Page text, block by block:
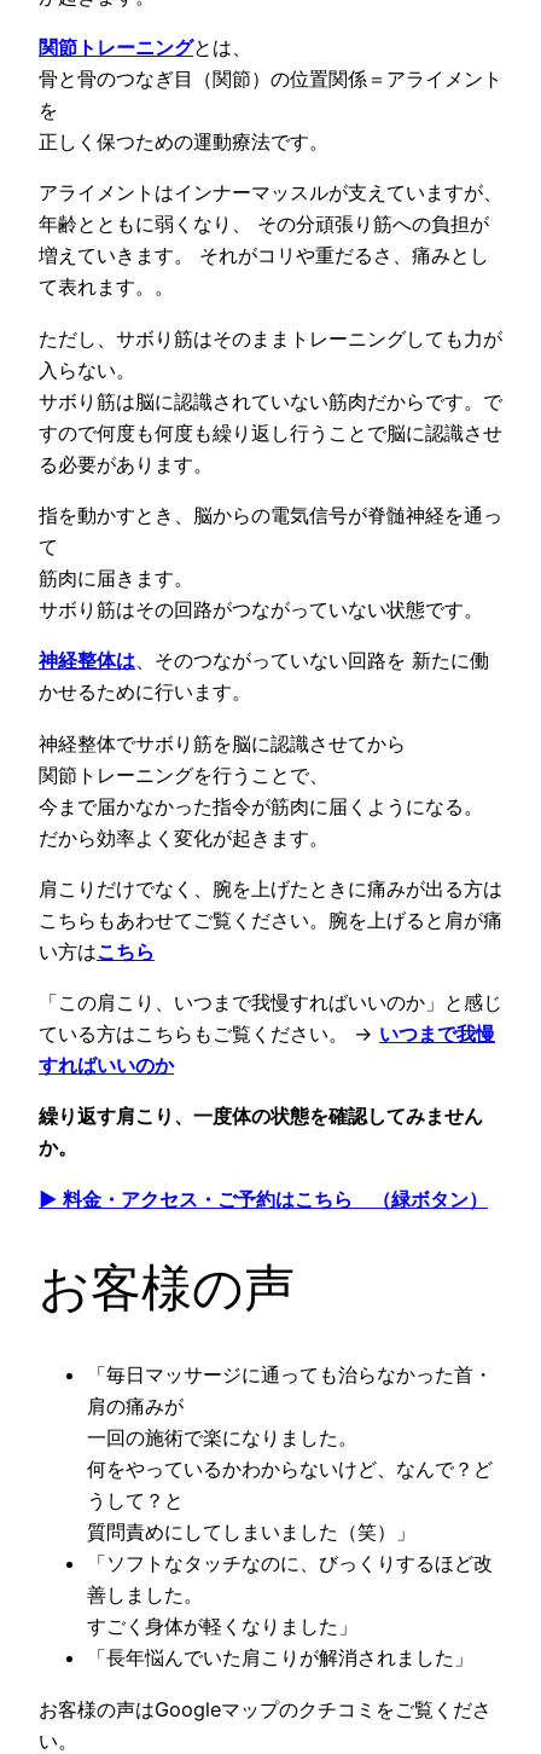
関節トレーニングとは、
骨と骨のつなぎ目（関節）の位置関係＝アライメント
を
正しく保つための運動療法です。
アライメントはインナーマッスルが支えていますが、
年齢とともに弱くなり、 その分頑張り筋への負担が
増えていきます。 それがコリや重だるさ、痛みとし
て表れます。。
ただし、サボり筋はそのままトレーニングしても力が
入らない。
サボり筋は脳に認識されていない筋肉だからです。で
すので何度も何度も繰り返し行うことで脳に認識させ
る必要があります。
指を動かすとき、脳からの電気信号が脊髄神経を通っ
て
筋肉に届きます。
サボり筋はその回路がつながっていない状態です。
神経整体は、そのつながっていない回路を 新たに働
かせるために行います。
神経整体でサボり筋を脳に認識させてから
関節トレーニングを行うことで、
今まで届かなかった指令が筋肉に届くようになる。
だから効率よく変化が起きます。
肩こりだけでなく、腕を上げたときに痛みが出る方は
こちらもあわせてご覧ください。腕を上げると肩が痛
い方はこちら
「この肩こり、いつまで我慢すればいいのか」と感じ
ている方はこちらもご覧ください。 → いつまで我慢
すればいいのか
繰り返す肩こり、一度体の状態を確認してみません
か。
▶ 料金・アクセス・ご予約はこちら （緑ボタン）
お客様の声
「毎日マッサージに通っても治らなかった首・
肩の痛みが
一回の施術で楽になりました。
何をやっているかわからないけど、なんで？ど
うして？と
質問責めにしてしまいました（笑）」
「ソフトなタッチなのに、びっくりするほど改
善しました。
すごく身体が軽くなりました」
「長年悩んでいた肩こりが解消されました」
お客様の声はGoogleマップのクチコミをご覧くださ
い。